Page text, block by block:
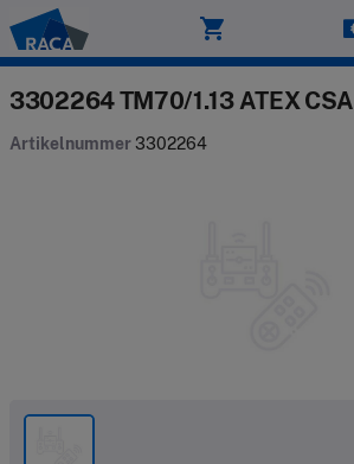
Raca shopping_cart
3302264 TM70/1.13 ATEX CSA
Artikelnummer3302264